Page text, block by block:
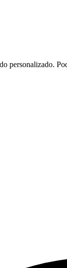
personalizado.